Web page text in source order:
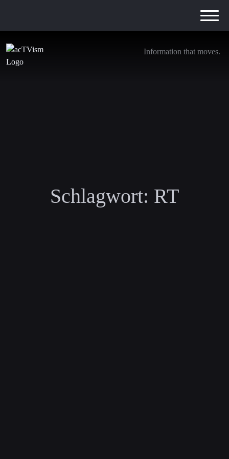
Information that moves.
Schlagwort: RT